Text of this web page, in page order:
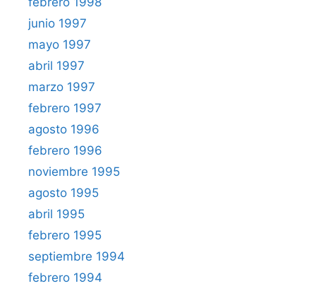
junio 1997
mayo 1997
abril 1997
marzo 1997
febrero 1997
agosto 1996
febrero 1996
noviembre 1995
agosto 1995
abril 1995
febrero 1995
septiembre 1994
febrero 1994